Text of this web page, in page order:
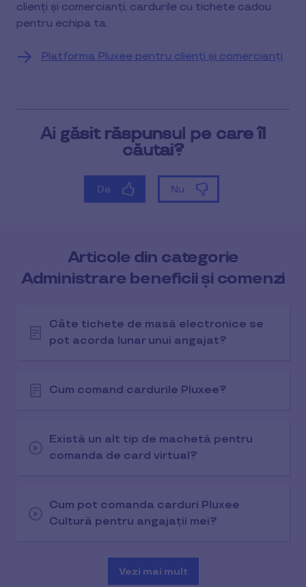
clienți și comercianți, cardurile cu tichete cadou
pentru echipa ta.
Platforma Pluxee pentru clienți și comercianți
Articole din categorie
Administrare beneficii și comenzi
Câte tichete de masă electronice se
pot acorda lunar unui angajat?
Cum comand cardurile Pluxee?
Există un alt tip de machetă pentru
comanda de card virtual?
Cum pot comanda carduri Pluxee
Cultură pentru angajații mei?
Vezi mai mult